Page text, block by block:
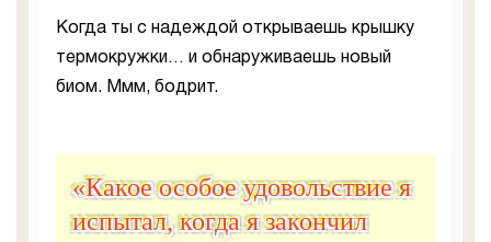
Когда ты с надеждой открываешь крышку
термокружки… и обнаруживаешь новый
биом. Ммм, бодрит.
«Какое особое удовольствие я
испытал, когда я закончил